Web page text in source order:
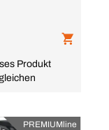
Produkt
PREMIUMline